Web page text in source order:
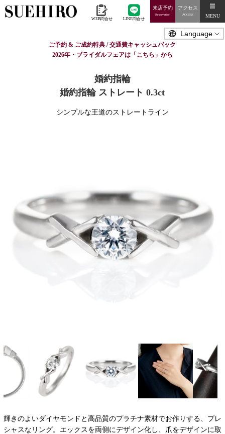
WEB問合せ LINE問合せ
来店予約
Reservation
アクセス
ACCESS MENU
ご予約 & ご成約特典 / 交通費キャッシュバック
2026年・ブライダルフェアは「こちら」から
婚約指輪
婚約指輪 ストレート 0.3ct
シンプルな王道のストレートライン
輝きのよいダイヤモンドと高品質のプラチナ素材でお作りする、プレ
シャスなリング。エックスを両側にデザイン化し、爪をデザインに取